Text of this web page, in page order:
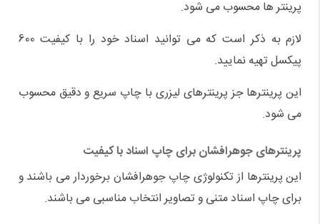
پرینتر ها محسوب می شود.
لازم به ذکر است که می توانید اسناد خود را با کیفیت 600
پیکسل تهیه نمایید.
این پرینترها جز پرینترهای لیزری با چاپ سریع و دقیق محسوب
می شود.
پرینترهای جوهرافشان برای چاپ اسناد با کیفیت
این پرینترها از تکنولوژی چاپ جوهرافشان برخوردار می باشند و
برای چاپ اسناد متنی و تصاویر انتخاب مناسبی می باشند.